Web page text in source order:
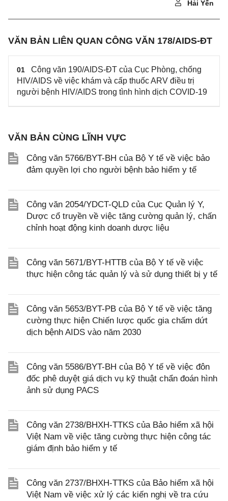
Hải Yến
VĂN BẢN LIÊN QUAN CÔNG VĂN 178/AIDS-ĐT
01
Công văn 190/AIDS-ĐT của Cục Phòng, chống
HIV/AIDS về việc khám và cấp thuốc ARV điều trị
người bệnh HIV/AIDS trong tình hình dịch COVID-19
VĂN BẢN CÙNG LĨNH VỰC
Công văn 5766/BYT-BH của Bộ Y tế về việc bảo
đảm quyền lợi cho người bệnh bảo hiểm y tế
Công văn 2054/YDCT-QLD của Cục Quản lý Y,
Dược cổ truyền về việc tăng cường quản lý, chấn
chỉnh hoạt động kinh doanh dược liệu
Công văn 5671/BYT-HTTB của Bộ Y tế về việc
thực hiện công tác quản lý và sử dụng thiết bị y tế
Công văn 5653/BYT-PB của Bộ Y tế về việc tăng
cường thực hiện Chiến lược quốc gia chấm dứt
dịch bệnh AIDS vào năm 2030
Công văn 5586/BYT-BH của Bộ Y tế về việc đôn
đốc phê duyệt giá dịch vụ kỹ thuật chẩn đoán hình
ảnh sử dụng PACS
Công văn 2738/BHXH-TTKS của Bảo hiểm xã hội
Việt Nam về việc tăng cường thực hiện công tác
giám định bảo hiểm y tế
Công văn 2737/BHXH-TTKS của Bảo hiểm xã hội
Việt Nam về việc xử lý các kiến nghị về tra cứu